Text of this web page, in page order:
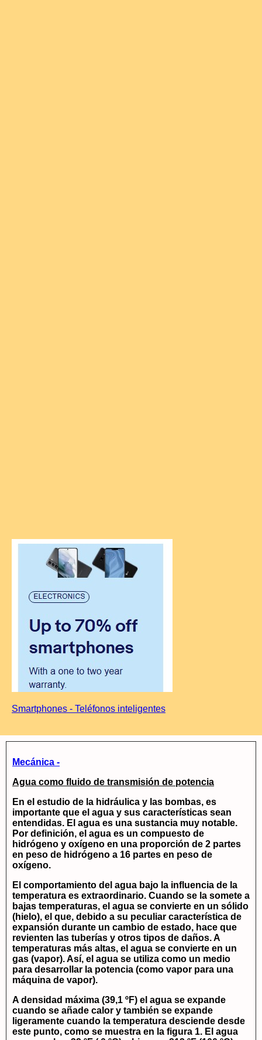
Smartphones - Teléfonos inteligentes
Mecánica -
Agua como fluido de transmisión de potencia
En el estudio de la hidráulica y las bombas, es
importante que el agua y sus características sean
entendidas. El agua es una sustancia muy notable.
Por definición, el agua es un compuesto de
hidrógeno y oxígeno en una proporción de 2 partes
en peso de hidrógeno a 16 partes en peso de
oxígeno.
El comportamiento del agua bajo la influencia de la
temperatura es extraordinario. Cuando se la somete a
bajas temperaturas, el agua se convierte en un sólido
(hielo), el que, debido a su peculiar característica de
expansión durante un cambio de estado, hace que
revienten las tuberías y otros tipos de daños. A
temperaturas más altas, el agua se convierte en un
gas (vapor). Así, el agua se utiliza como un medio
para desarrollar la potencia (como vapor para una
máquina de vapor).
A densidad máxima (39,1 ºF) el agua se expande
cuando se añade calor y también se expande
ligeramente cuando la temperatura desciende desde
este punto, como se muestra en la figura 1. El agua